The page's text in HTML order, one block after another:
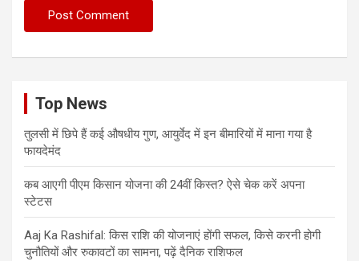
Top News
तुलसी में छिपे हैं कई औषधीय गुण, आयुर्वेद में इन बीमारियों में माना गया है
फायदेमंद
कब आएगी पीएम किसान योजना की 24वीं किस्त? ऐसे चेक करें अपना
स्टेटस
Aaj Ka Rashifal: किस राशि की योजनाएं होंगी सफल, किसे करनी होगी
चुनौतियों और रुकावटों का सामना, पढ़ें दैनिक राशिफल